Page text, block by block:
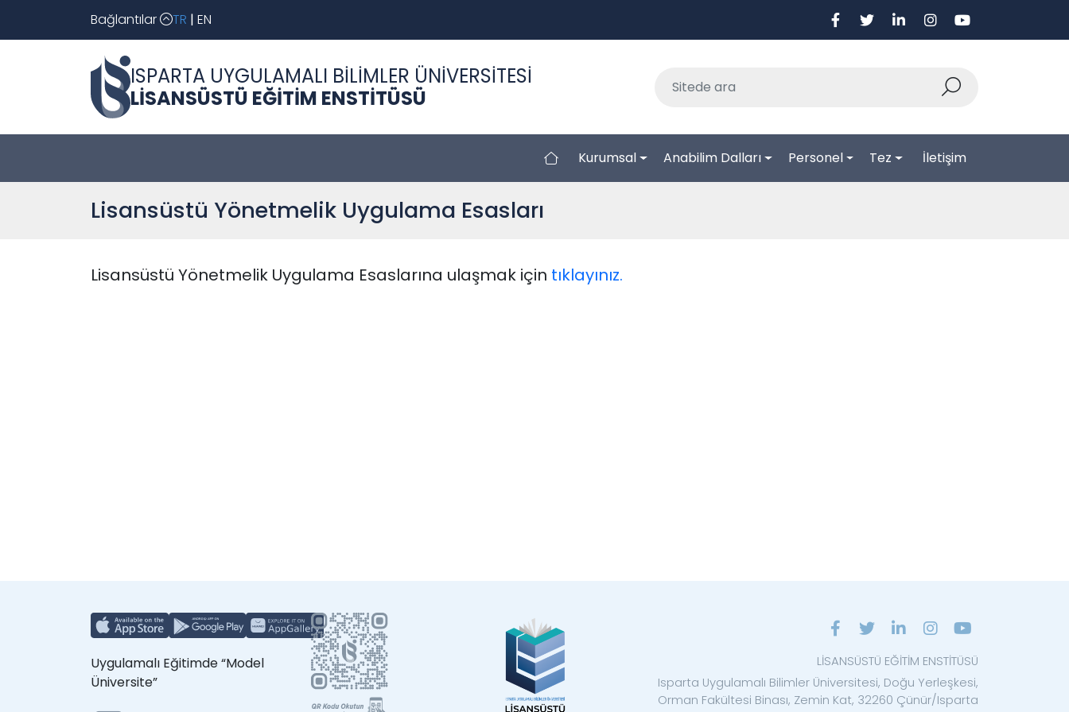
Bağlantılar TR | EN
ISPARTA UYGULAMALI BİLİMLER ÜNİVERSİTESİ
LİSANSÜSTÜ EĞİTİM ENSTİTÜSÜ
Kurumsal Anabilim Dalları Personel Tez İletişim
Lisansüstü Yönetmelik Uygulama Esasları
Lisansüstü Yönetmelik Uygulama Esaslarına ulaşmak için tıklayınız.
Uygulamalı Eğitimde “Model
Üniversite”
LİSANSÜSTÜ EĞİTİM ENSTİTÜSÜ
Isparta Uygulamalı Bilimler Üniversitesi, Doğu Yerleşkesi,
Orman Fakültesi Binası, Zemin Kat, 32260 Çünür/Isparta